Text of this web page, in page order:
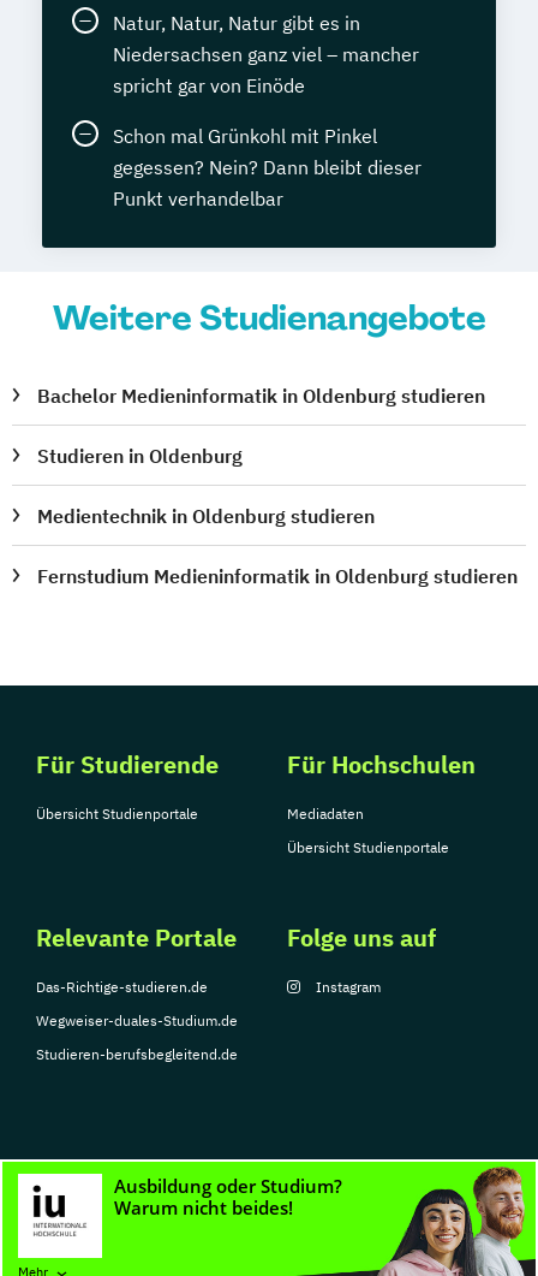
Mehr
Natur, Natur, Natur gibt es in
Niedersachsen ganz viel – mancher
spricht gar von Einöde
Schon mal Grünkohl mit Pinkel
gegessen? Nein? Dann bleibt dieser
Punkt verhandelbar
Weitere Studienangebote
Bachelor Medieninformatik in Oldenburg studieren
Studieren in Oldenburg
Medientechnik in Oldenburg studieren
Fernstudium Medieninformatik in Oldenburg studieren
Für Studierende
Übersicht Studienportale
Für Hochschulen
Mediadaten
Übersicht Studienportale
Relevante Portale
Das-Richtige-studieren.de
Wegweiser-duales-Studium.de
Studieren-berufsbegleitend.de
Folge uns auf
Instagram
© Copyright 2026, TarGroup Media GmbH
Nutzungsbedingungen